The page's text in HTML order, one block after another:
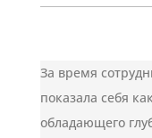
За время
показала себя
обладающего